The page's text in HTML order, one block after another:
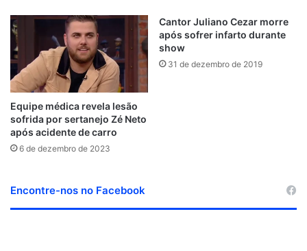
Equipe médica revela lesão
sofrida por sertanejo Zé Neto
após acidente de carro
6 de dezembro de 2023
Cantor Juliano Cezar morre
após sofrer infarto durante
show
31 de dezembro de 2019
Encontre-nos no Facebook